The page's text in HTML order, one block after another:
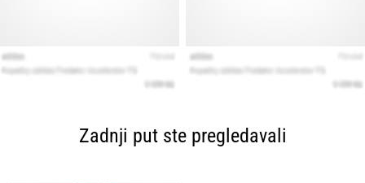
Zadnji put ste pregledavali